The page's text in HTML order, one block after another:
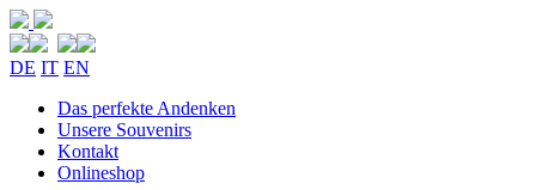
DE IT EN
Das perfekte Andenken
Unsere Souvenirs
Kontakt
Onlineshop